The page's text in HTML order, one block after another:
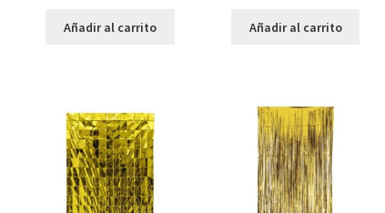
Añadir al carrito Añadir al carrito